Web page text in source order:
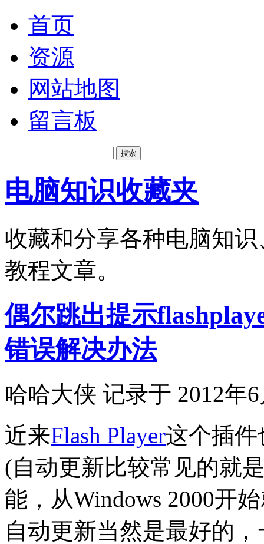
首页
资源
网站地图
留言板
电脑知识收藏夹
收藏和分享各种电脑知
教程文章。
偶尔跳出提示
错误解决办法
哈哈大侠 记录于 2012年
近来Flash Player这个插
(自动更新比较常见的就
能，从Windows 2000开
自动更新当然是最好的